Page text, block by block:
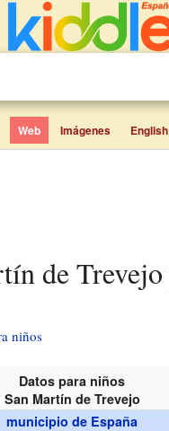
Web Imágenes English
niños
Datos para niños
San Martín de Trevejo
municipio de España